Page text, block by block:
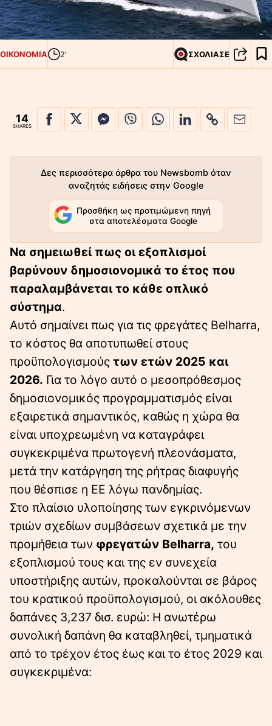
ΟΙΚΟΝΟΜΙΑ 2' ΣΧΟΛΙΑΣΕ
14
SHARES
Δες περισσότερα άρθρα του Newsbomb όταν
αναζητάς ειδήσεις στην Google
Προσθήκη ως προτιμώμενη πηγή
στα αποτελέσματα Google
Να σημειωθεί πως οι εξοπλισμοί
βαρύνουν δημοσιονομικά το έτος που
παραλαμβάνεται το κάθε οπλικό
σύστημα.
Αυτό σημαίνει πως για τις φρεγάτες Belharra,
το κόστος θα αποτυπωθεί στους
προϋπολογισμούς των ετών 2025 και
2026. Για το λόγο αυτό ο μεσοπρόθεσμος
δημοσιονομικός προγραμματισμός είναι
εξαιρετικά σημαντικός, καθώς η χώρα θα
είναι υποχρεωμένη να καταγράφει
συγκεκριμένα πρωτογενή πλεονάσματα,
μετά την κατάργηση της ρήτρας διαφυγής
που θέσπισε η ΕΕ λόγω πανδημίας.
Στο πλαίσιο υλοποίησης των εγκρινόμενων
τριών σχεδίων συμβάσεων σχετικά με την
προμήθεια των φρεγατών Belharra, του
εξοπλισμού τους και της εν συνεχεία
υποστήριξης αυτών, προκαλούνται σε βάρος
του κρατικού προϋπολογισμού, οι ακόλουθες
δαπάνες 3,237 δισ. ευρώ: Η ανωτέρω
συνολική δαπάνη θα καταβληθεί, τμηματικά
από το τρέχον έτος έως και το έτος 2029 και
συγκεκριμένα: